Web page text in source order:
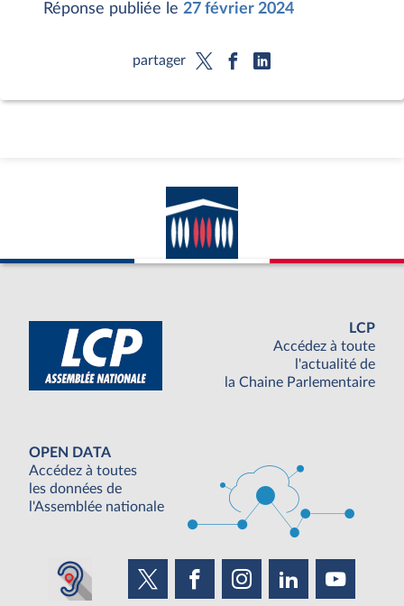
Réponse publiée le 27 février 2024
partager
LCP
Accédez à toute
l'actualité de
la Chaine Parlementaire
OPEN DATA
Accédez à toutes
les données de
l'Assemblée nationale